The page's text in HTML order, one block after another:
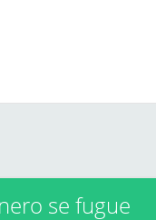
se fugue